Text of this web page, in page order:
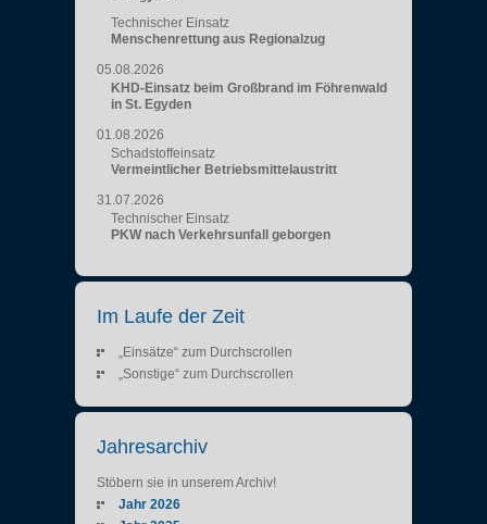
Technischer Einsatz
Menschenrettung aus Regionalzug
05.08.2026
KHD-Einsatz beim Großbrand im Föhrenwald
in St. Egyden
01.08.2026
Schadstoffeinsatz
Vermeintlicher Betriebsmittelaustritt
31.07.2026
Technischer Einsatz
PKW nach Verkehrsunfall geborgen
Im Laufe der Zeit
„Einsätze“ zum Durchscrollen
„Sonstige“ zum Durchscrollen
Jahresarchiv
Stöbern sie in unserem Archiv!
Jahr 2026